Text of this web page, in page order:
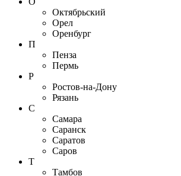
Октябрьский
Орел
Оренбург
П
Пенза
Пермь
Р
Ростов-на-Дону
Рязань
С
Самара
Саранск
Саратов
Саров
Т
Тамбов